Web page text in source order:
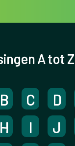
A tot Z
B C D
H I J